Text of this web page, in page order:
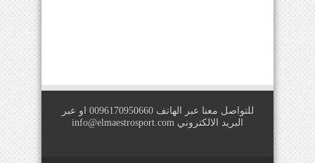
للتواصل معنا عبر الهاتف 0096170950660 او عبر
البريد الالكتروني info@elmaestrosport.com